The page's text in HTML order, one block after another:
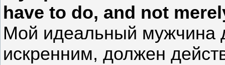
have to do, and not
Мой идеальный мужчина
искренним, должен